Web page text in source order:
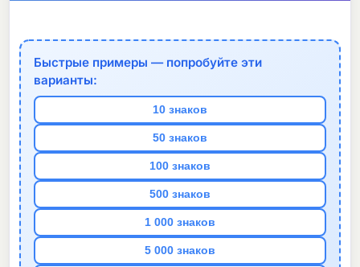
Быстрые примеры — попробуйте эти
варианты:
10 знаков
50 знаков
100 знаков
500 знаков
1 000 знаков
5 000 знаков